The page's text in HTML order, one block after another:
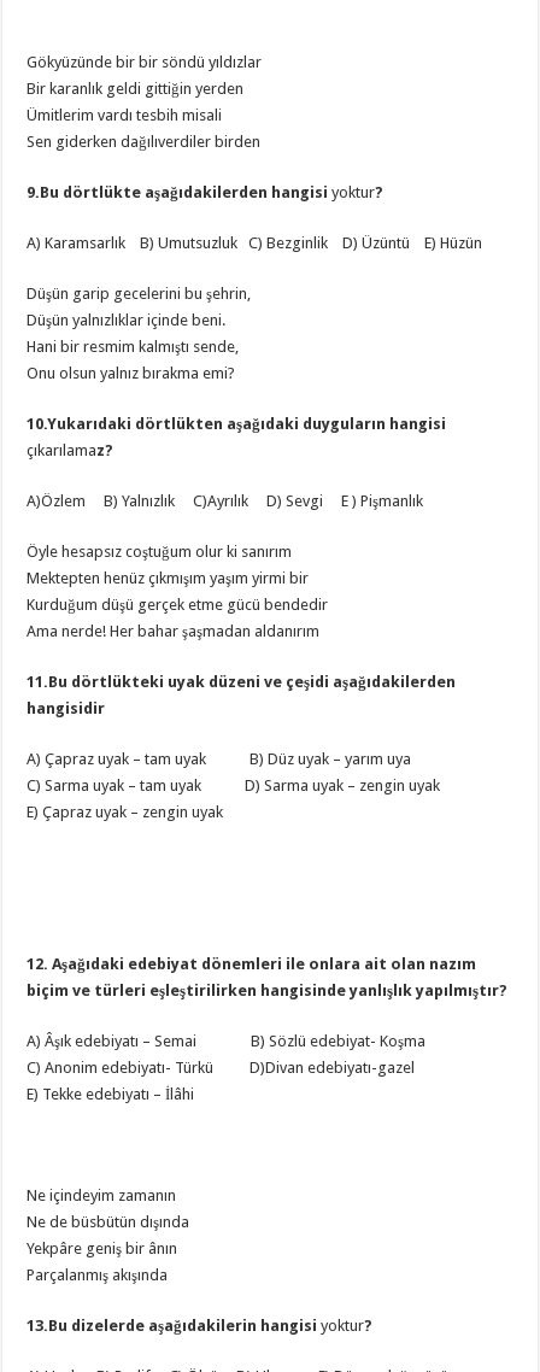
Gökyüzünde bir bir söndü yıldızlar
Bir karanlık geldi gittiğin yerden
Ümitlerim vardı tesbih misali
Sen giderken dağılıverdiler birden
9.Bu dörtlükte aşağıdakilerden hangisiyoktur?
A) Karamsarlık B) Umutsuzluk C) Bezginlik D) Üzüntü E) Hüzün
Düşün garip gecelerini bu şehrin,
Düşün yalnızlıklar içinde beni.
Hani bir resmim kalmıştı sende,
Onu olsun yalnız bırakma emi?
10.Yukarıdaki dörtlükten aşağıdaki duyguların hangisi
çıkarılamaz?
A)Özlem B) Yalnızlık C)Ayrılık D) Sevgi E ) Pişmanlık
Öyle hesapsız coştuğum olur ki sanırım
Mektepten henüz çıkmışım yaşım yirmi bir
Kurduğum düşü gerçek etme gücü bendedir
Ama nerde! Her bahar şaşmadan aldanırım
11.Bu dörtlükteki uyak düzeni ve çeşidi aşağıdakilerden
hangisidir
A) Çapraz uyak – tam uyak B) Düz uyak – yarım uya
C) Sarma uyak – tam uyak D) Sarma uyak – zengin uyak
E) Çapraz uyak – zengin uyak
12. Aşağıdaki edebiyat dönemleri ile onlara ait olan nazım
biçim ve türleri eşleştirilirken hangisinde yanlışlık yapılmıştır?
A) Âşık edebiyatı – Semai B) Sözlü edebiyat- Koşma
C) Anonim edebiyatı- Türkü D)Divan edebiyatı-gazel
E) Tekke edebiyatı – İlâhi
Ne içindeyim zamanın
Ne de büsbütün dışında
Yekpâre geniş bir ânın
Parçalanmış akışında
13.Bu dizelerde aşağıdakilerin hangisiyoktur?